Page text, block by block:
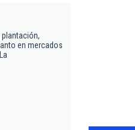
plantación,
en mercados